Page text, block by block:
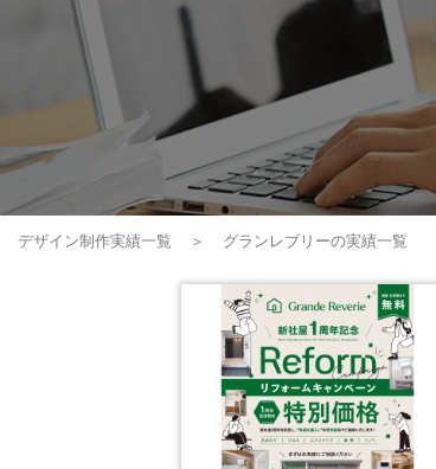
デザイン制作実績一覧 グランレブリーの実績一覧